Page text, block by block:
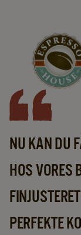
NU KAN DU
HOS VORES
PERFEKTE